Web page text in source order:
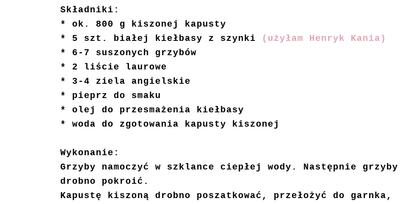
Składniki:
* ok. 800 g kiszonej kapusty
* 5 szt. białej kiełbasy z szynki
(użyłam Henryk Kania)
* 6-7 suszonych grzybów
* 2 liście laurowe
* 3-4 ziela angielskie
* pieprz do smaku
* olej do przesmażenia kiełbasy
* woda do zgotowania kapusty kiszonej
Wykonanie:
Grzyby namoczyć w szklance ciepłej wody. Następnie grzyby
drobno pokroić.
Kapustę kiszoną drobno poszatkować, przełożyć do garnka,